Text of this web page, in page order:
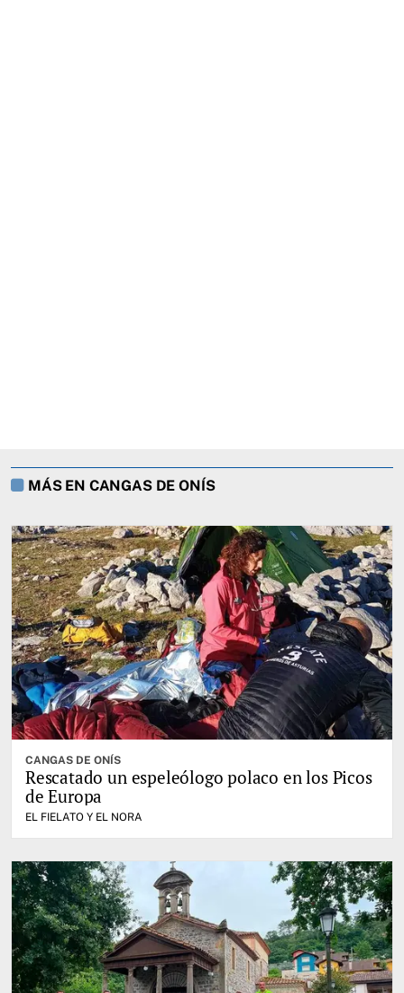
MÁS EN CANGAS DE ONÍS
CANGAS DE ONÍS
Rescatado un espeleólogo polaco en los Picos
de Europa
EL FIELATO Y EL NORA